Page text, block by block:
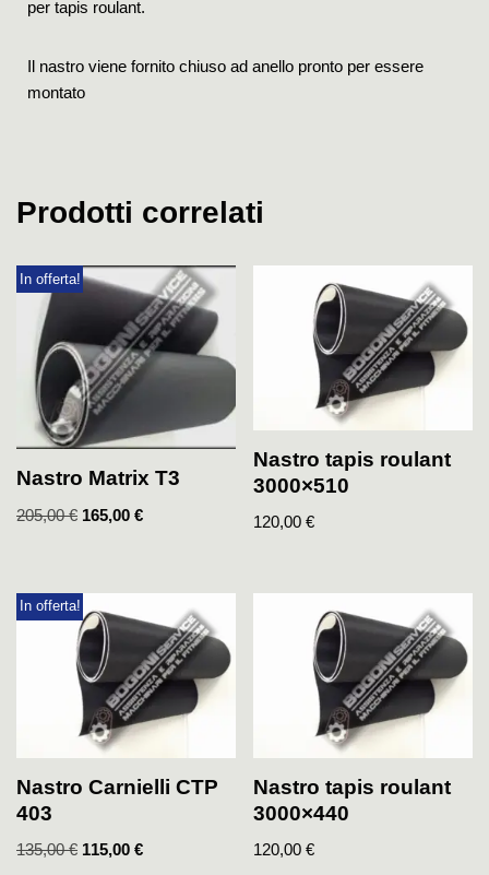
per tapis roulant.
Il nastro viene fornito chiuso ad anello pronto per essere
montato
Prodotti correlati
In offerta!
Nastro Matrix T3
205,00€ 165,00 €
Nastro tapis roulant
3000×510
120,00€
In offerta!
Nastro Carnielli CTP
403
135,00€ 115,00 €
Nastro tapis roulant
3000×440
120,00€